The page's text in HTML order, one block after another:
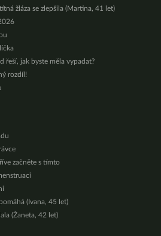
žláza se zlepšila (Martina, 41 let)
řeší, jak byste měla vypadat?
rozdíl!
začněte s tímto
(Ivana, 45 let)
(Žaneta, 42 let)